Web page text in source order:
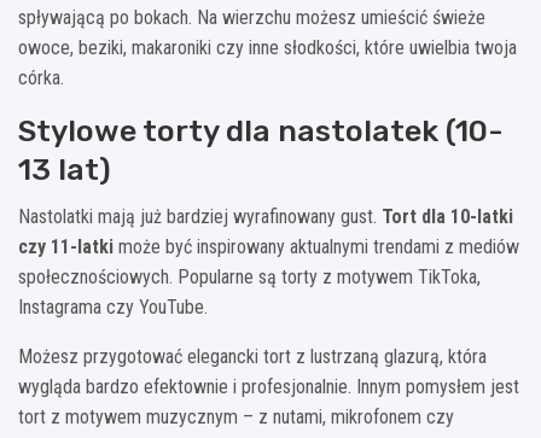
spływającą po bokach. Na wierzchu możesz umieścić świeże
owoce, beziki, makaroniki czy inne słodkości, które uwielbia twoja
córka.
Stylowe torty dla nastolatek (10-
13 lat)
Nastolatki mają już bardziej wyrafinowany gust. Tort dla 10-latki
czy 11-latki może być inspirowany aktualnymi trendami z mediów
społecznościowych. Popularne są torty z motywem TikToka,
Instagrama czy YouTube.
Możesz przygotować elegancki tort z lustrzaną glazurą, która
wygląda bardzo efektownie i profesjonalnie. Innym pomysłem jest
tort z motywem muzycznym – z nutami, mikrofonem czy